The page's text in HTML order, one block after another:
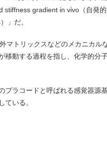
stiffness gradient in vivo（自発
」だ。
マトリックスなどのメカニカル
移動する過程を指し、化学的分
プラコードと呼ばれる感覚器源
ている。